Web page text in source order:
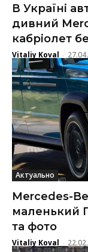
В Україні
дивний
кабріолет
Vitaliy Koval -
Актуально
Mercedes-
маленький
та фото
Vitaliy Koval -